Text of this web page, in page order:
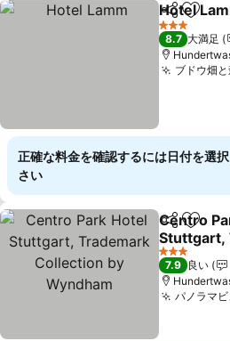
シェアお気
Hotel
3 ホテルのラ
8.7 大満足
ブドウ畑
正確な料金を確認するには日付を選
さい
シェアお気
Centro
Stuttgart,
Collection
料金を表示
3 ホテルのラン
7.9 良い
パノラマ